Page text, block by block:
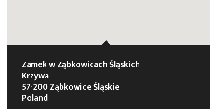
Zamek w Ząbkowicach Śląskich
Krzywa
57-200 Ząbkowice Śląskie
Poland